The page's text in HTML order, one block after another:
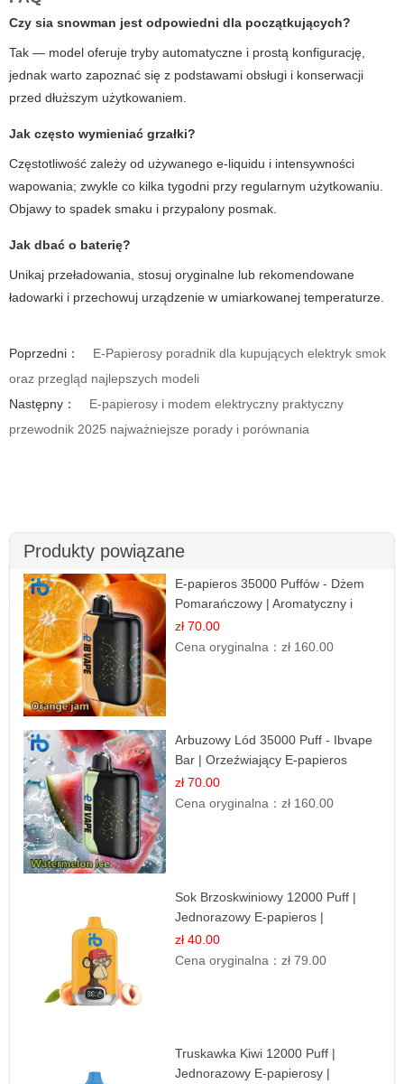
Czy sia snowman jest odpowiedni dla początkujących?
Tak — model oferuje tryby automatyczne i prostą konfigurację,
jednak warto zapoznać się z podstawami obsługi i konserwacji
przed dłuższym użytkowaniem.
Jak często wymieniać grzałki?
Częstotliwość zależy od używanego e-liquidu i intensywności
wapowania; zwykle co kilka tygodni przy regularnym użytkowaniu.
Objawy to spadek smaku i przypalony posmak.
Jak dbać o baterię?
Unikaj przeładowania, stosuj oryginalne lub rekomendowane
ładowarki i przechowuj urządzenie w umiarkowanej temperaturze.
Poprzedni：
E-Papierosy poradnik dla kupujących elektryk smok
oraz przegląd najlepszych modeli
Następny：
E-papierosy i modem elektryczny praktyczny
przewodnik 2025 najważniejsze porady i porównania
Produkty powiązane
E-papieros 35000 Puffów - Dżem
Pomarańczowy | Aromatyczny i
Długotrwały
zł 70.00
Cena oryginalna：zł 160.00
Arbuzowy Lód 35000 Puff - Ibvape
Bar | Orzeźwiający E-papieros
Jednorazowy
zł 70.00
Cena oryginalna：zł 160.00
Sok Brzoskwiniowy 12000 Puff |
Jednorazowy E-papieros |
Owocowy Smak
zł 40.00
Cena oryginalna：zł 79.00
Truskawka Kiwi 12000 Puff |
Jednorazowy E-papierosy |